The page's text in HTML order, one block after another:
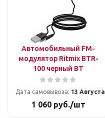
Автомобильный FM-
модулятор Ritmix BTR-
100 черный BT
Дата самовывоза: 13 Августа
1 060руб./шт